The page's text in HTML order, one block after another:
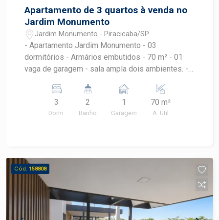
Apartamento de 3 quartos à venda no
Jardim Monumento
Jardim Monumento - Piracicaba/SP
- Apartamento Jardim Monumento - 03
dormitórios - Armários embutidos - 70 m² - 01
vaga de garagem - sala ampla dois ambientes. -
sexta das 8h às 11h
3
Dorm.
2
Banho
1
Garagem
70 m²
A. Útil
Cód. 158808